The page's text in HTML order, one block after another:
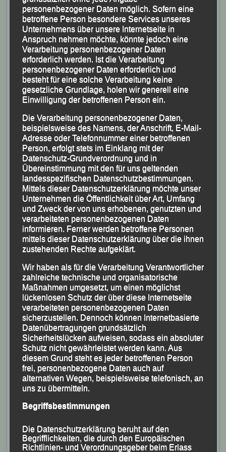
zukommt. Dann kam auch noch eine kleine Magen-
Darm-Verstimmung dazu, was das Ganze nicht besser
machte.
Hdl:Wie verlief der Lauf aus deiner Sicht?
Alex:Vom Start weg bildeten wir eine Verfolgergruppe
von fünf Mann auf die drei Führenden, mit dem Ziel die
WM-Norm von 07:15 bzw. Team-Norm 07:35 Stunden
zu unterbieten. Bis Kilometer 50 lief es für mich nicht
optimal, immer wieder meldete sich der Magen. Dann,
ab Kilometer 60 fand ich endlich meinen Rhythmus. Da
ich vom Rennverlauf nicht so viel mitbekam, wurde mir
bei Kilometer 85 gesagt ich sei auf Rang vier, nur zwei
Minuten hinter dem Drittplatzierten. Bei Kilometer 90
konnte ich überraschenderweise das Tempo nochmals
erhöhen und ging am Drittplatzierten vorbei und
sicherte mir so einen nie geglaubten dritten Platz bei
den deutschen Meisterschaften!
Hdl:100 Kilometer am Stück in 04:36min/km laufen!
Wie trainiert man dafür?
Alex:Meine Vorbereitung war geprägt von sehr viel
Grundlagentraining auf dem Rad. Dazu kamen lange
schnelle Läufe bis 45 Kilometer – teilweise im 04:00er
Schnitt. Tempotraining machte ich nur einmal in der
Woche in Form eines schnellen Dauerlaufes von 90
Minuten. Das Tempo lag bei 03:40min/km.
beim Salzkammergut Marathon..
personenbezogener Daten möglich. Sofern eine
betroffene Person besondere Services unseres
Unternehmens über unsere Internetseite in
Anspruch nehmen möchte, könnte jedoch eine
Verarbeitung personenbezogener Daten
erforderlich werden. Ist die Verarbeitung
personenbezogener Daten erforderlich und
besteht für eine solche Verarbeitung keine
gesetzliche Grundlage, holen wir generell eine
Einwilligung der betroffenen Person ein.
Die Verarbeitung personenbezogener Daten,
beispielsweise des Namens, der Anschrift, E-Mail-
Adresse oder Telefonnummer einer betroffenen
Person, erfolgt stets im Einklang mit der
Datenschutz-Grundverordnung und in
Übereinstimmung mit den für uns geltenden
landesspezifischen Datenschutzbestimmungen.
Mittels dieser Datenschutzerklärung möchte unser
Unternehmen die Öffentlichkeit über Art, Umfang
und Zweck der von uns erhobenen, genutzten und
verarbeiteten personenbezogenen Daten
informieren. Ferner werden betroffene Personen
mittels dieser Datenschutzerklärung über die ihnen
zustehenden Rechte aufgeklärt.
Wir haben als für die Verarbeitung Verantwortlicher
zahlreiche technische und organisatorische
Maßnahmen umgesetzt, um einen möglichst
lückenlosen Schutz der über diese Internetseite
verarbeiteten personenbezogenen Daten
sicherzustellen. Dennoch können Internetbasierte
Datenübertragungen grundsätzlich
Sicherheitslücken aufweisen, sodass ein absoluter
Schutz nicht gewährleistet werden kann. Aus
diesem Grund steht es jeder betroffenen Person
frei, personenbezogene Daten auch auf
alternativen Wegen, beispielsweise telefonisch, an
uns zu übermitteln.
Begriffsbestimmungen
Die Datenschutzerklärung beruht auf den
Begrifflichkeiten, die durch den Europäischen
Richtlinien- und Verordnungsgeber beim Erlass